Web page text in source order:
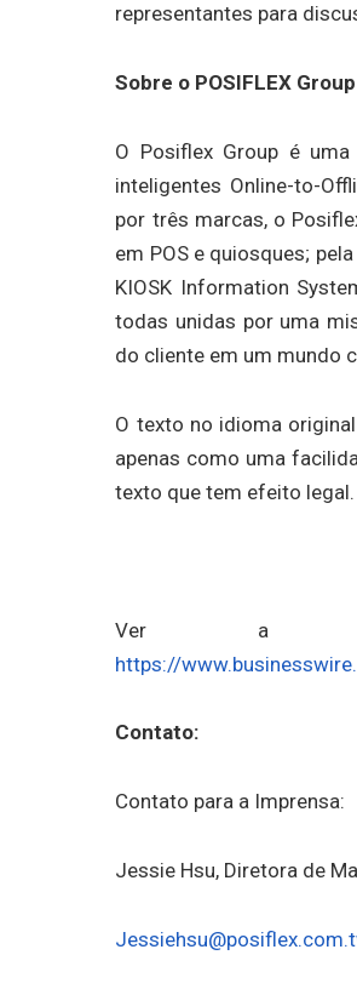
representantes para
Sobre o POSIFLEX Group
O Posiflex Group é
inteligentes Online-to-
por três marcas, o
em POS e quiosques;
KIOSK Information
todas unidas por uma
do cliente em um mundo
O texto no idioma
apenas como uma
texto que tem efeito legal.
Ver a
https://
Contato:
Contato para a Imprensa:
Jessie Hsu, Diretora de